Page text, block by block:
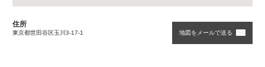
住所
東京都世田谷区玉川3-17-1 地図をメールで送る